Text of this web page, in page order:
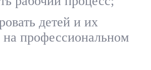
детей и их
на профессиональном